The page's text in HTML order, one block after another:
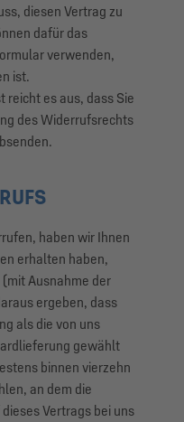
diesen Vertrag zu
dafür das
verwenden,
ist.
es aus, dass Sie
des Widerrufsrechts
haben wir Ihnen
erhalten haben,
Ausnahme der
ergeben, dass
als die von uns
gewählt
binnen vierzehn
an dem die
Vertrags bei uns